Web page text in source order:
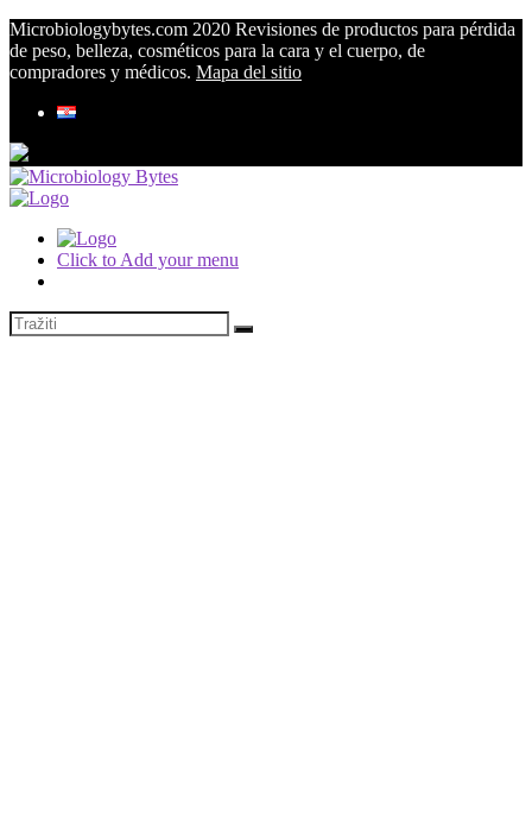
Microbiologybytes.com 2020 Revisiones de productos para pérdida
de peso, belleza, cosméticos para la cara y el cuerpo, de
compradores y médicos. Mapa del sitio
Click to Add your menu